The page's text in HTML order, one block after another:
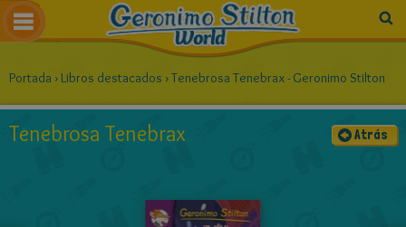
Portada › Libros destacados ›Tenebrosa Tenebrax - Geronimo Stilton
Tenebrosa Tenebrax Atrás